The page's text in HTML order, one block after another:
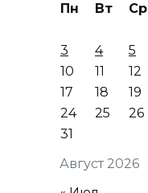
Август 2026
Пн Вт Ср
3
4 5
10
11 12
17
18 19
24
25 26
31